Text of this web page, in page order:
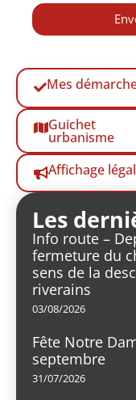
Mes
Guichet
urbanisme
Affichage légal
Les
Info route –
fermeture du
sens de la
riverains
03/08/2026
Fête Notre
septembre
31/07/2026